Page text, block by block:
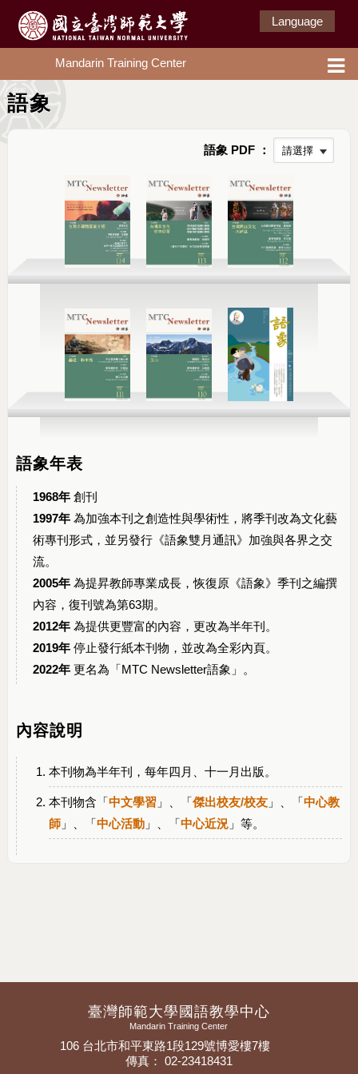
Language
Mandarin Training Center
語象
語象 PDF ：
語象年表
1968年 創刊
1997年 為加強本刊之創造性與學術性，將季刊改為文化藝
術專刊形式，並另發行《語象雙月通訊》加強與各界之交
流。
2005年 為提昇教師專業成長，恢復原《語象》季刊之編撰
內容，復刊號為第63期。
2012年 為提供更豐富的內容，更改為半年刊。
2019年 停止發行紙本刊物，並改為全彩內頁。
2022年 更名為「MTC Newsletter語象」。
內容說明
本刊物為半年刊，每年四月、十一月出版。
本刊物含「中文學習」、「傑出校友/校友」、「中心教
師」、「中心活動」、「中心近況」等。
臺灣師範大學國語教學中心
Mandarin Training Center
106 台北市和平東路1段129號博愛樓7樓
傳真： 02-23418431